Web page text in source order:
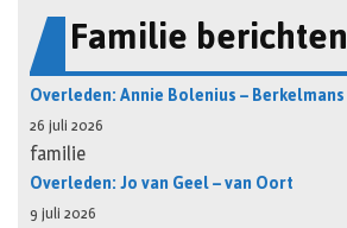
Familie berichten
Overleden: Annie Bolenius – Berkelmans
26 juli 2026
familie
Overleden: Jo van Geel – van Oort
9 juli 2026